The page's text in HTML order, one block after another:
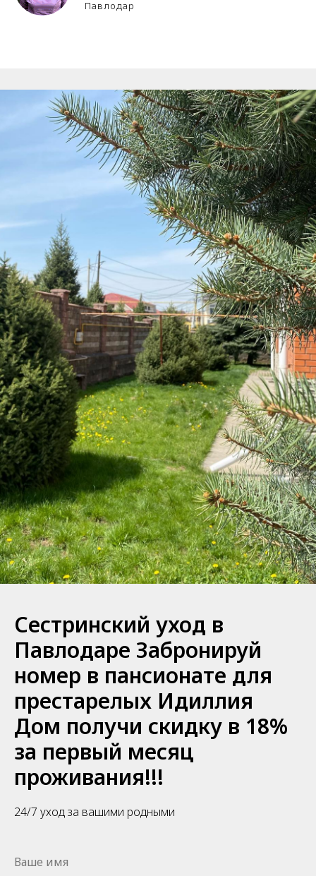
Павлодар
Сестринский уход в
Павлодаре Забронируй
номер в пансионате для
престарелых Идиллия
Дом получи скидку в 18%
за первый месяц
проживания!!!
24/7 уход за вашими родными